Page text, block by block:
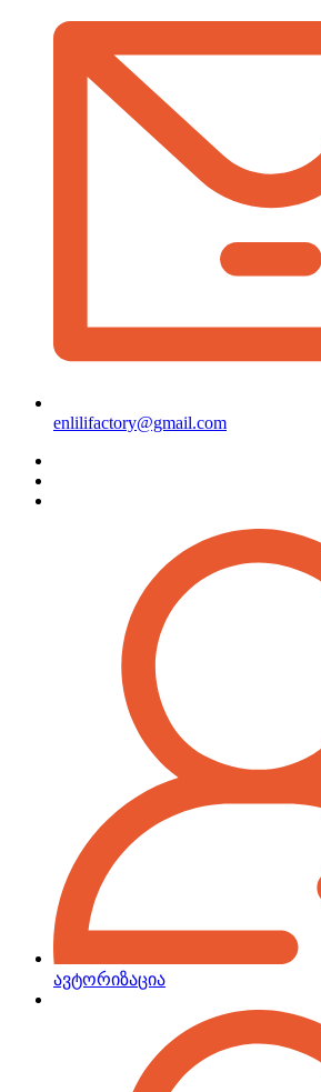
enlilifactory@gmail.com
ავტორიზაცია